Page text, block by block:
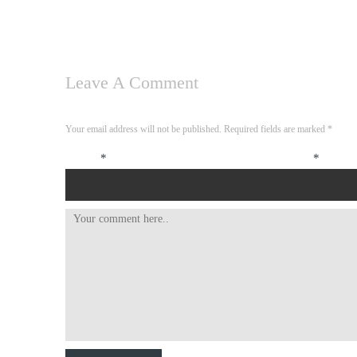
Leave A Comment
Your email address will not be published. Required fields are marked *
* *